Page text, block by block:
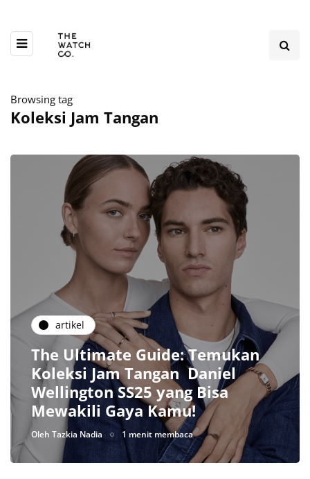
Browsing tag
Koleksi Jam Tangan
artikel
The Ultimate Guide: Temukan
Koleksi Jam Tangan Daniel
Wellington SS25 yang Bisa
Mewakili Gaya Kamu!
Oleh Tazkia Nadia 1 menit membaca